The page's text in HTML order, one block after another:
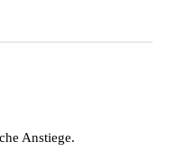
Anstiege.